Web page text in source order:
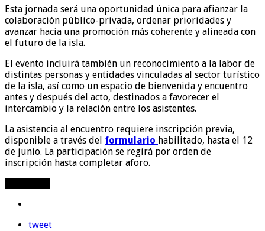
Esta jornada será una oportunidad única para afianzar la
colaboración público-privada, ordenar prioridades y
avanzar hacia una promoción más coherente y alineada con
el futuro de la isla.
El evento incluirá también un reconocimiento a la labor de
distintas personas y entidades vinculadas al sector turístico
de la isla, así como un espacio de bienvenida y encuentro
antes y después del acto, destinados a favorecer el
intercambio y la relación entre los asistentes.
La asistencia al encuentro requiere inscripción previa,
disponible a través del formulario habilitado, hasta el 12
de junio. La participación se regirá por orden de
inscripción hasta completar aforo.
tweet